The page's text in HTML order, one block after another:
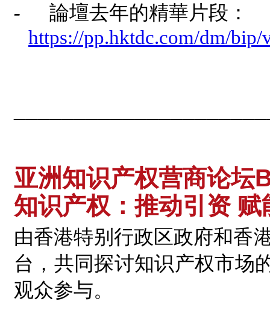
-
論壇去年的精華片段：
https://pp.hktdc.com/dm/
亚洲知识产权营商论坛
知识产权：推动引资 赋
由香港特别行政区政府和香
台，共同探讨知识产权市场
观众参与。